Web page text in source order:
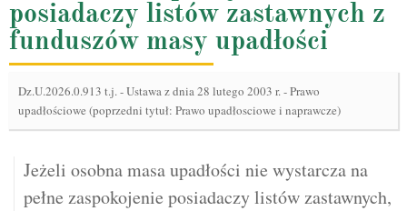
posiadaczy listów zastawnych z
funduszów masy upadłości
Dz.U.2026.0.913 t.j.-Ustawa z dnia 28 lutego 2003 r. - Prawo
upadłościowe (poprzedni tytuł: Prawo upadłosciowe i naprawcze)
Jeżeli osobna masa upadłości nie wystarcza na
pełne zaspokojenie posiadaczy listów zastawnych,